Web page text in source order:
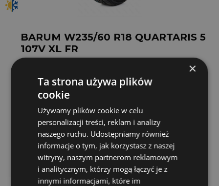
BARUM W235/60 R18 QUARTARIS 5
107V XL FR
D C
235 /60 R18
451 zł/szt.
Zamów dogodz. 14
dostawa za 3 dni
×
Ta strona używa plików
cookie
Używamy plików cookie w celu
personalizacji treści, reklam i analizy
naszego ruchu. Udostępniamy również
informacje o tym, jak korzystasz z naszej
witryny, naszym partnerom reklamowym
i analitycznym, którzy mogą łączyć je z
innymi informacjami, które im